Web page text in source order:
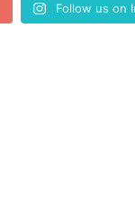
Follow us on